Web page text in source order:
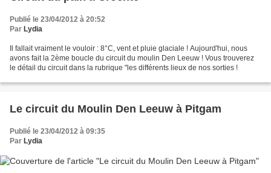
Publié le 23/04/2012 à 20:52
Par Lydia
Il fallait vraiment le vouloir : 8°C, vent et pluie glaciale ! Aujourd'hui, nous
avons fait la 2ème boucle du circuit du moulin Den Leeuw ! Vous trouverez
le détail du circuit dans la rubrique "les différents lieux de nos sorties !
Le circuit du Moulin Den Leeuw à Pitgam
Publié le 23/04/2012 à 09:35
Par Lydia